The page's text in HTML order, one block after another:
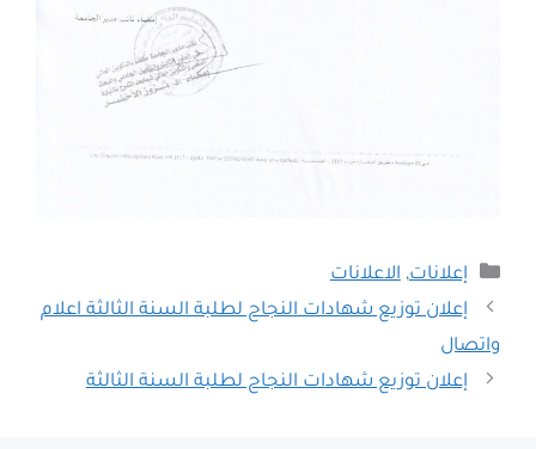
التصنيفات
إعلانات,الاعلانات
إعلان توزيع شهادات النجاح لطلبة السنة الثالثة اعلام
واتصال
إعلان توزيع شهادات النجاح لطلبة السنة الثالثة